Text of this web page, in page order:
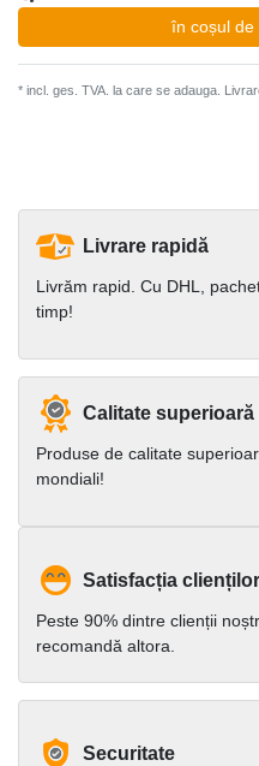
în coșul de
* incl. ges. TVA. la care se adauga.
Livrare rapidă
Livrăm rapid. Cu DHL,
timp!
Calitate superioară
Produse de calitate
mondiali!
Satisfacția clienților
Peste 90% dintre clienții
recomandă altora.
Securitate